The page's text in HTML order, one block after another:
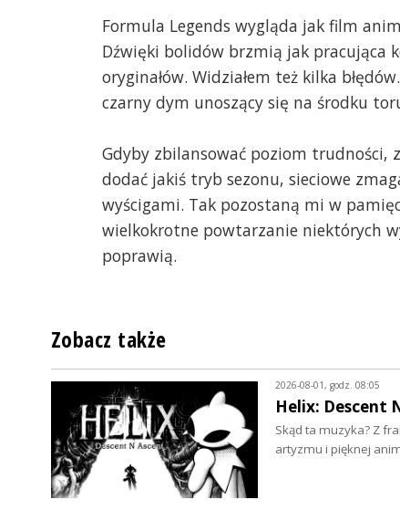
Formula Legends wygląda jak film
Dźwięki bolidów brzmią jak pracująca
oryginałów. Widziałem też kilka
czarny dym unoszący się na środku
Gdyby zbilansować poziom trudności,
dodać jakiś tryb sezonu, sieciowe
wyścigami. Tak pozostaną mi w
wielkokrotne powtarzanie niektórych
poprawią.
Zobacz także
2026-08-01, godz. 08:05
Helix: Descent
Skąd ta muzyka? Z
artyzmu i pięknej